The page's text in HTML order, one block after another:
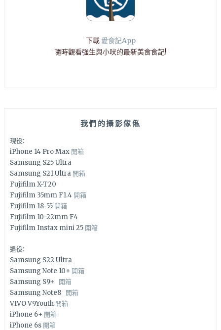
下載 愛食記App
隨時觀看強生與小吠的最新美食食記!
我們的攝影傢俬
現役:
iPhone 14 Pro Max 開箱
Samsung S25 Ultra
Samsung S21 Ultra 開箱
Fujifilm X-T20
Fujifilm 35mm F1.4 開箱
Fujifilm 18-55 開箱
Fujifilm 10-22mm F4
Fujifilm Instax mini 25 開箱
退役:
Samsung S22 Ultra
Samsung Note 10+ 開箱
Samsung S9+ 開箱
Samsung Note8 開箱
VIVO V9Youth 開箱
iPhone 6+ 開箱
iPhone 6s 開箱